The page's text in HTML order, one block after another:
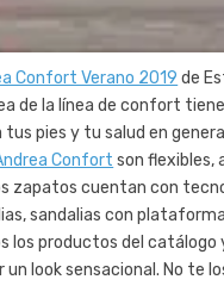
Confort Verano 2019 de
de la línea de confort
pies y tu salud en
Confort son flexibles,
zapatos cuentan con
sandalias con
los productos del
un look sensacional. No